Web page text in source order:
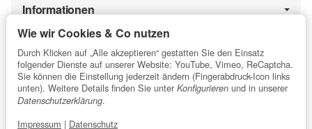
Informationen
Gesetzliche Informationen
Wie wir Cookies & Co nutzen
Durch Klicken auf „Alle akzeptieren“ gestatten Sie den Einsatz
folgender Dienste auf unserer Website: YouTube, Vimeo, ReCaptcha.
Sie können die Einstellung jederzeit ändern (Fingerabdruck-Icon links
unten). Weitere Details finden Sie unter Konfigurieren und in unserer
Datenschutzerklärung.
Impressum | Datenschutz